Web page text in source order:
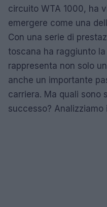
circuito WTA 1000, ha
emergere come una
Con una serie di
toscana ha raggiunto
rappresenta non solo
anche un importante
carriera. Ma quali sono
successo?